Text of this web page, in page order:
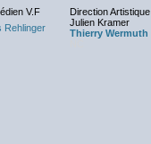
V.F
Direction Artistique
Rehlinger
Julien Kramer
Thierry Wermuth